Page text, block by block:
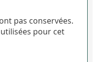
pas conservées.
pour cet